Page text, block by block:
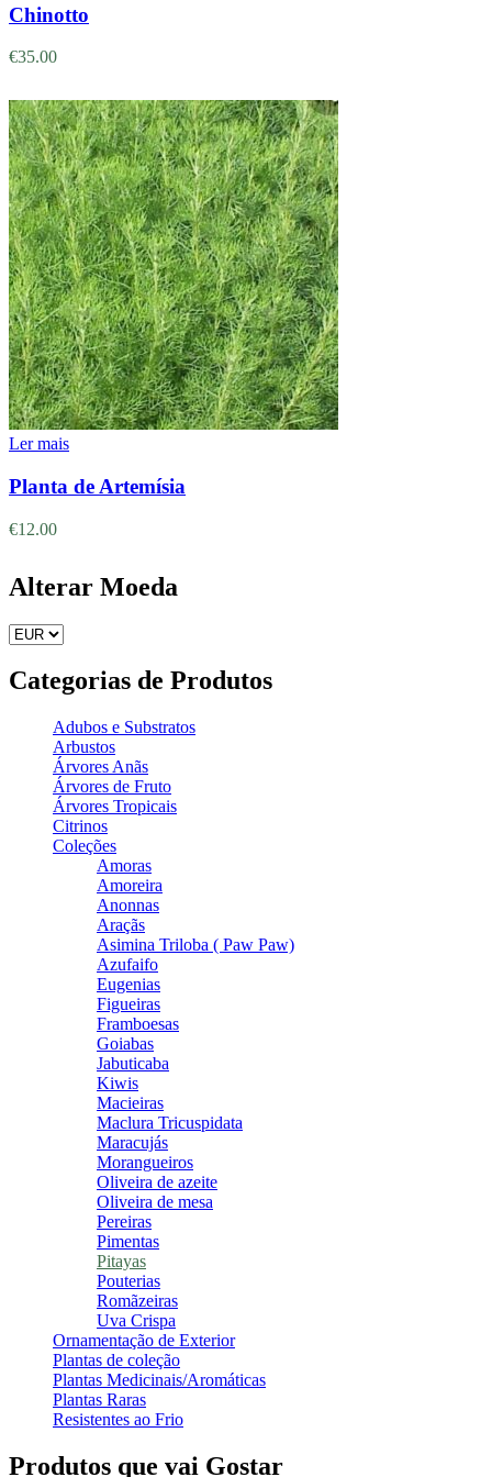
Chinotto
€35.00
Ler mais
Planta de Artemísia
€12.00
Alterar Moeda
Categorias de Produtos
Adubos e Substratos
Arbustos
Árvores Anãs
Árvores de Fruto
Árvores Tropicais
Citrinos
Coleções
Amoras
Amoreira
Anonnas
Araçãs
Asimina Triloba ( Paw Paw)
Azufaifo
Eugenias
Figueiras
Framboesas
Goiabas
Jabuticaba
Kiwis
Macieiras
Maclura Tricuspidata
Maracujás
Morangueiros
Oliveira de azeite
Oliveira de mesa
Pereiras
Pimentas
Pitayas
Pouterias
Romãzeiras
Uva Crispa
Ornamentação de Exterior
Plantas de coleção
Plantas Medicinais/Aromáticas
Plantas Raras
Resistentes ao Frio
Produtos que vai Gostar